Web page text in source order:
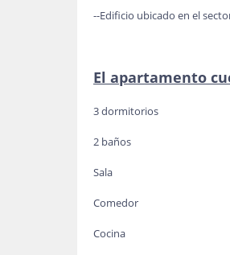
--Edificio ubicado en el
El apartamento
3 dormitorios
2 baños
Sala
Comedor
Cocina